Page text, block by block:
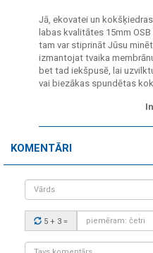
Jā, ekovatei un
labas kvalitātes 15mm
tam var stiprināt Jūsu
izmantojat tvaika
bet tad iekšpusē, lai
vai biezākas spundētas
KOMENTĀRI
Vārds
Drošības
kods:
5 + 3 =
Tavs